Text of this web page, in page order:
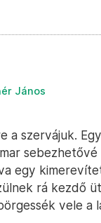
János
szervájuk.
egy
rá kezdő
vele a